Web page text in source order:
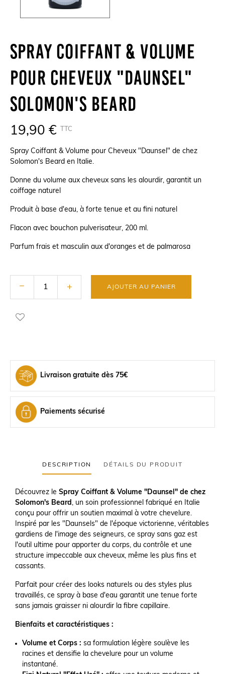
Spray Coiffant & Volume
Pour Cheveux "Daunsel"
Solomon's Beard
19,90 € TTC
Spray Coiffant & Volume pour Cheveux "Daunsel" de chez
Solomon's Beard en Italie.
Donne du volume aux cheveux sans les alourdir, garantit un
coiffage naturel
Produit à base d'eau, à forte tenue et au fini naturel
Flacon avec bouchon pulverisateur, 200 ml.
Parfum frais et masculin aux d'oranges et de palmarosa
AJOUTER AU PANIER
Livraison gratuite dès 75€
Paiements sécurisé
DESCRIPTION DÉTAILS DU PRODUIT
Découvrez le Spray Coiffant & Volume "Daunsel" de chez
Solomon's Beard, un soin professionnel fabriqué en Italie
conçu pour offrir un soutien maximal à votre chevelure.
Inspiré par les "Daunsels" de l'époque victorienne, véritables
gardiens de l'image des seigneurs, ce spray sans gaz est
l'outil ultime pour apporter du corps, du contrôle et une
structure impeccable aux cheveux, même les plus fins et
cassants.
Parfait pour créer des looks naturels ou des styles plus
travaillés, ce spray à base d'eau garantit une tenue forte
sans jamais graisser ni alourdir la fibre capillaire.
Bienfaits et caractéristiques :
Volume et Corps : sa formulation légère soulève les
racines et densifie la chevelure pour un volume
instantané.